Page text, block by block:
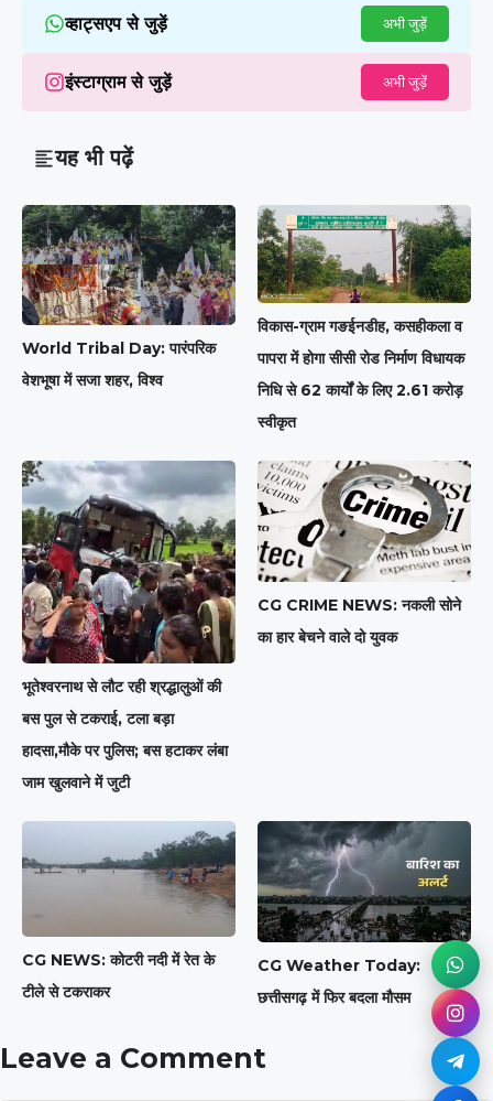
व्हाट्सएप से जुड़ें अभी जुड़ें
इंस्टाग्राम से जुड़ें अभी जुड़ें
यह भी पढ़ें
World Tribal Day: पारंपरिक
वेशभूषा में सजा शहर, विश्व
विकास-ग्राम गङईनडीह, कसहीकला व
पापरा में होगा सीसी रोड निर्माण विधायक
निधि से 62 कार्यों के लिए 2.61 करोड़
स्वीकृत
भूतेश्वरनाथ से लौट रही श्रद्धालुओं की
बस पुल से टकराई, टला बड़ा
हादसा,मौके पर पुलिस; बस हटाकर लंबा
जाम खुलवाने में जुटी
CG CRIME NEWS: नकली सोने
का हार बेचने वाले दो युवक
CG NEWS: कोटरी नदी में रेत के
टीले से टकराकर
CG Weather Today:
छत्तीसगढ़ में फिर बदला मौसम
Leave a Comment